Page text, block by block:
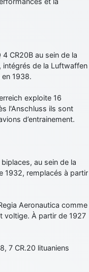
CR20B au sein de la
intégrés de la Luftwaffen
en 1938.
exploite 16
l'Anschluss ils sont
d’entrainement.
au sein de la
1932, remplacés à partir
Aeronautica comme
voltige. À partir de 1927
7 CR.20 lituaniens